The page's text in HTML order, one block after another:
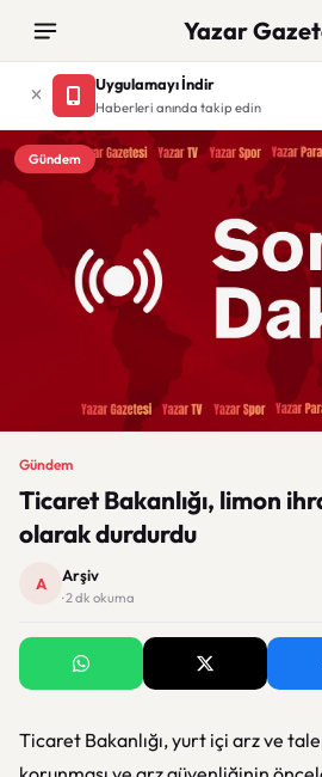
Yazar
Uygulamayı İndir
Haberleri anında takip edin
Gündem
Gündem
Ticaret Bakanlığı, limon
olarak durdurdu
A Arşiv
· 2 dk okuma
Ticaret Bakanlığı, yurt içi arz ve